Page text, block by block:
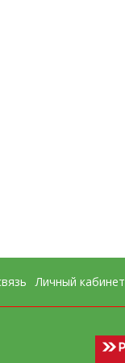
Личный кабинет